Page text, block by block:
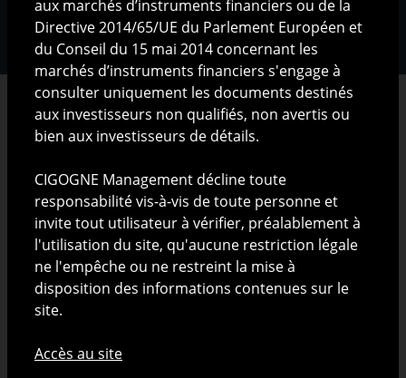
Les informations présentées sur ce site ont pour but
exclusif de présenter CIGOGNE Management S.A. (ci-
après "CIGOGNE Management") et ses activités.
Nature de l'information disponible sur ce site
Les informations publiées sur le site ne sont
aux marchés d’instruments financiers ou de la
Directive 2014/65/UE du Parlement Européen et
du Conseil du 15 mai 2014 concernant les
marchés d’instruments financiers s'engage à
consulter uniquement les documents destinés
aux investisseurs non qualifiés, non avertis ou
bien aux investisseurs de détails.
CIGOGNE Management décline toute
responsabilité vis-à-vis de toute personne et
invite tout utilisateur à vérifier, préalablement à
l'utilisation du site, qu'aucune restriction légale
ne l'empêche ou ne restreint la mise à
disposition des informations contenues sur le
site.
Accès au site